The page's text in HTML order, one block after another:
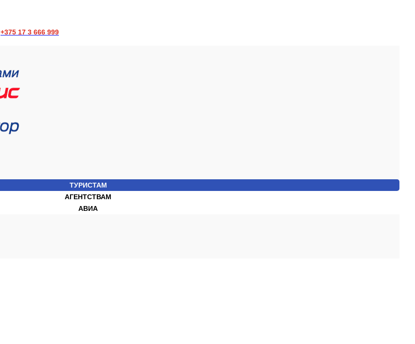
+375 17 3 666 999
ТУРИСТАМ
АГЕНТСТВАМ
АВИА